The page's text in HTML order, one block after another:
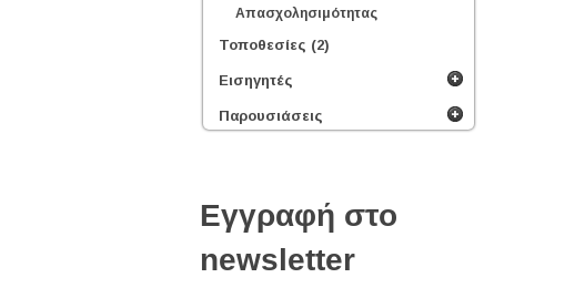
Απασχολησιμότητας
Τοποθεσίες (2)
Εισηγητές
Παρουσιάσεις
Εγγραφή στο
newsletter